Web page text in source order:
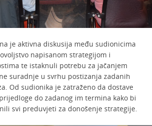
je aktivna diskusija među sudionicima
napisanom strategijom i
te istaknuli potrebu za jačanjem
suradnje u svrhu postizanja zadanih
Od sudionika je zatraženo da dostave
do zadanog im termina kako bi
svi preduvjeti za donošenje strategije.